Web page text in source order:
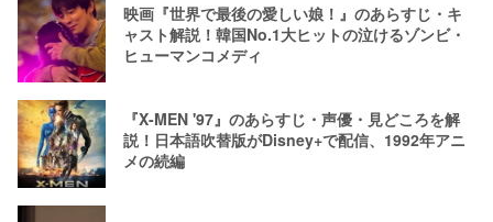
映画『世界で最後の愛しい娘！』のあらすじ・キ
ャスト解説！韓国No.1大ヒットの泣けるゾンビ・
ヒューマンコメディ
『X-MEN '97』のあらすじ・声優・見どころを解
説！日本語吹替版がDisney+で配信、1992年アニ
メの続編